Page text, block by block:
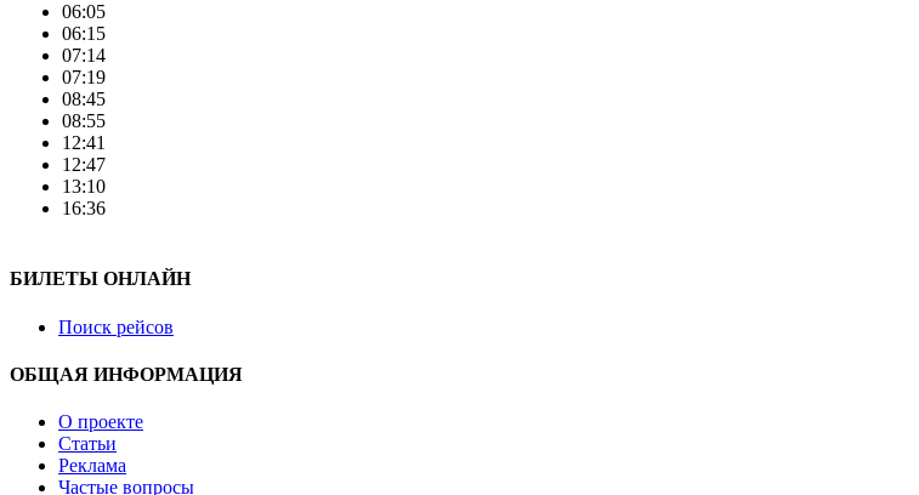
06:05
06:15
07:14
07:19
08:45
08:55
12:41
12:47
13:10
16:36
БИЛЕТЫ ОНЛАЙН
Поиск рейсов
ОБЩАЯ ИНФОРМАЦИЯ
О проекте
Статьи
Реклама
Частые вопросы